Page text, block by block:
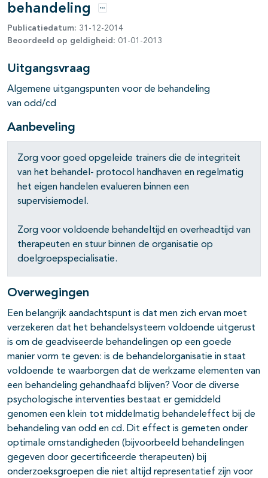
open- en dichtklappen
behandeling
Opties
Publicatiedatum: 31-12-2014
Beoordeeld op geldigheid: 01-01-2013
Uitgangsvraag
Algemene uitgangspunten voor de behandeling
van odd/cd
Aanbeveling
Zorg voor goed opgeleide trainers die de integriteit
van het behandel- protocol handhaven en regelmatig
het eigen handelen evalueren binnen een
supervisiemodel.
Zorg voor voldoende behandeltijd en overheadtijd van
therapeuten en stuur binnen de organisatie op
doelgroepspecialisatie.
Overwegingen
Een belangrijk aandachtspunt is dat men zich ervan moet
verzekeren dat het behandelsysteem voldoende uitgerust
is om de geadviseerde behan­delingen op een goede
manier vorm te geven: is de behandelorganisatie in staat
voldoende te waarborgen dat de werkzame elementen van
een behan­deling gehandhaafd blijven? Voor de diverse
psychologische interventies bestaat er gemiddeld
genomen een klein tot middelmatig behandeleffect bij de
behandeling van odd en cd. Dit effect is gemeten onder
optimale omstandigheden (bijvoorbeeld behandelingen
gegeven door gecertificeerde therapeuten) bij
onderzoeksgroepen die niet altijd representatief zijn voor